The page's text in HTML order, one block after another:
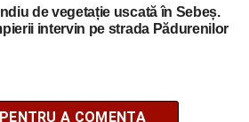
de vegetație uscată în Sebeș.
intervin pe strada Pădurenilor
A COMENTA